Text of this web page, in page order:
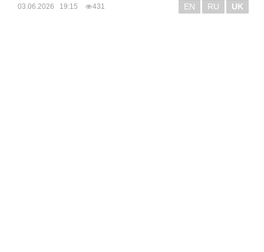
03.06.2026 19:15 431 EN RU UK